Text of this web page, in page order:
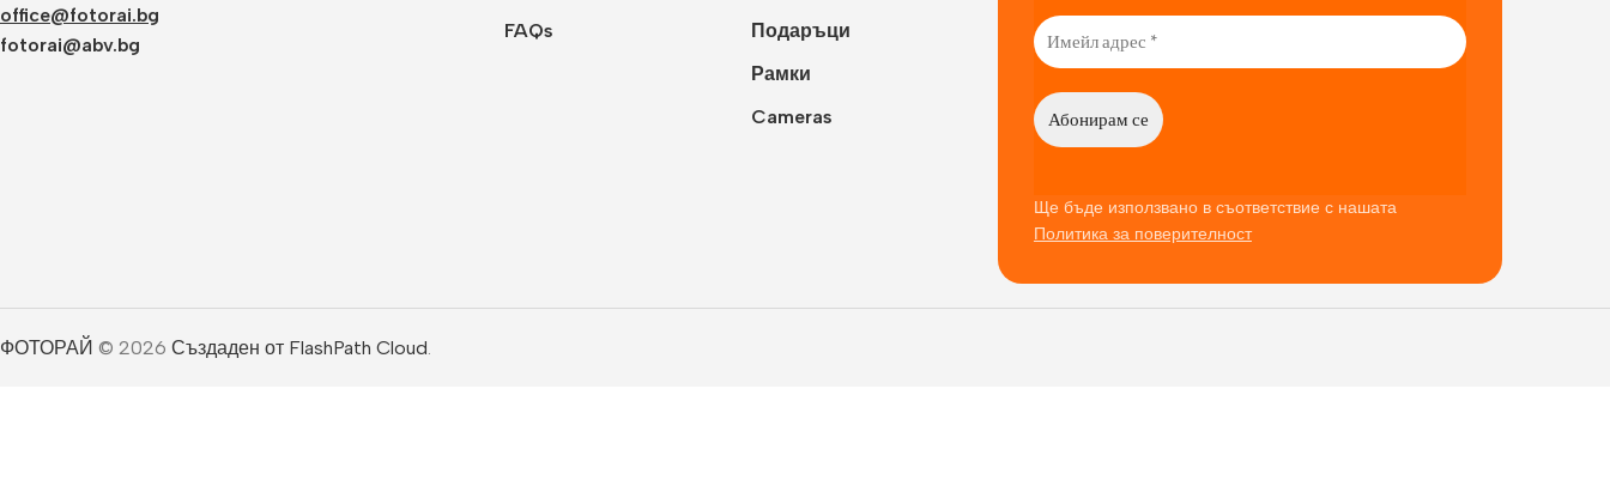
office@fotorai.bg
fotorai@abv.bg
FAQs
Подаръци
Рамки
Cameras
Ще бъде използвано в съответствие с нашата
Политика за поверителност
ФОТОРАЙ © 2026 Създаден от FlashPath Cloud.